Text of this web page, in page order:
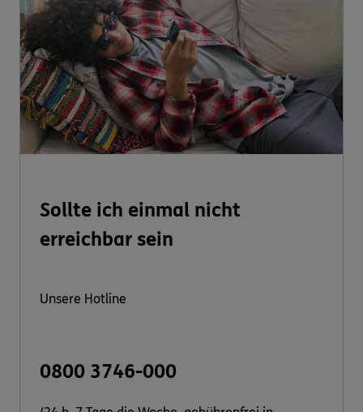
Sollte ich einmal nicht
erreichbar sein
Unsere Hotline
0800 3746-000